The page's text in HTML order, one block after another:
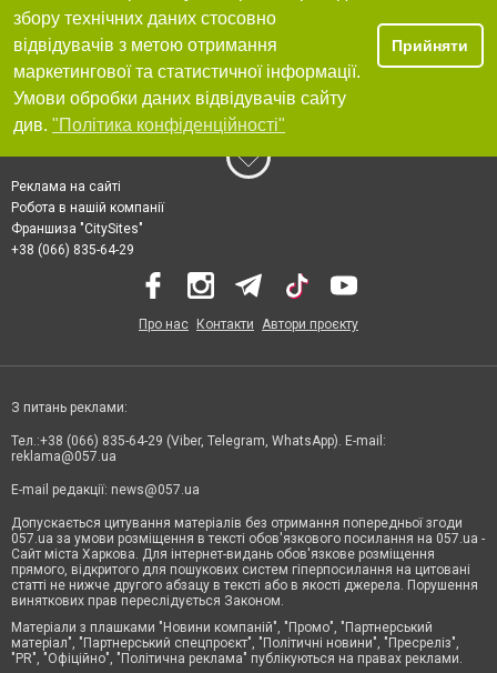
збору технічних даних стосовно
відвідувачів з метою отримання
маркетингової та статистичної інформації.
Умови обробки даних відвідувачів сайту
див. "Політика конфіденційності"
Прийняти
Реклама на сайті
Робота в нашій компанії
Франшиза "CitySites"
+38 (066) 835-64-29
Про нас Контакти Автори проєкту
З питань реклами:
Тел.:+38 (066) 835-64-29 (Viber, Telegram, WhatsApp). E-mail:
reklama@057.ua
E-mail редакції: news@057.ua
Допускається цитування матеріалів без отримання попередньої згоди
057.ua за умови розміщення в тексті обов'язкового посилання на 057.ua -
Сайт міста Харкова. Для інтернет-видань обов'язкове розміщення
прямого, відкритого для пошукових систем гіперпосилання на цитовані
статті не нижче другого абзацу в тексті або в якості джерела. Порушення
виняткових прав переслідується Законом.
Матеріали з плашками "Новини компаній", "Промо", "Партнерський
матеріал", "Партнерський спецпроєкт", "Політичні новини", "Пресреліз",
"PR", "Офіційно", "Політична реклама" публікуються на правах реклами.